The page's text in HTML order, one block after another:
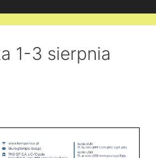
1-3 sierpnia